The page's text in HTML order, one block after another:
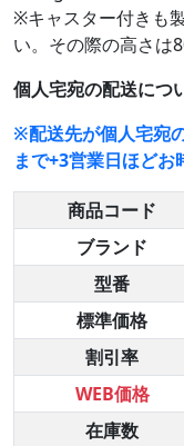
※キャスター付きも
い。その際の高さは
個人宅宛の配送につ
※配送先が個人宅宛
まで+3営業日ほどお
商品コード
ブランド
型番
標準価格
割引率
WEB価格
在庫数